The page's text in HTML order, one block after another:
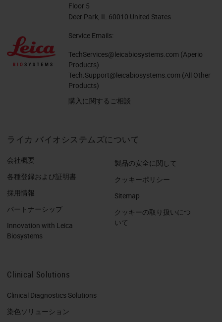
Floor 5
Deer Park, IL 60010 United States
Service Emails:
TechServices@leicabiosystems.com (Aperio
Products)
Tech.Support@leicabiosystems.com (All Other
Products)
購入に関するご相談
ライカ バイオシステムズについて
会社概要
各種登録および証明書
採用情報
パートナーシップ
Innovation with Leica
Biosystems
製品の安全に関して
クッキーポリシー
Sitemap
クッキーの取り扱いにつ
いて
Clinical Solutions
Clinical Diagnostics Solutions
染色ソリューション